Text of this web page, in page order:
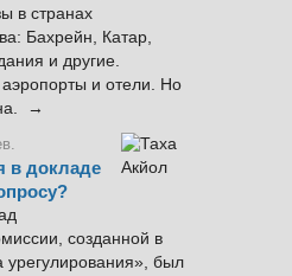
в странах
Бахрейн, Катар,
и другие.
и отели. Но
→
в докладе
созданной в
урегулирования», был